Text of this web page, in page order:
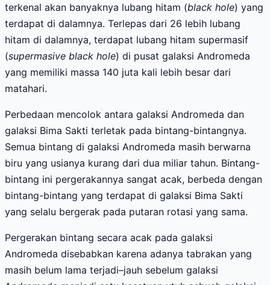
terkenal akan banyaknya lubang hitam (black hole) yang
terdapat di dalamnya. Terlepas dari 26 lebih lubang
hitam di dalamnya, terdapat lubang hitam supermasif
(supermasive black hole) di pusat galaksi Andromeda
yang memiliki massa 140 juta kali lebih besar dari
matahari.
Perbedaan mencolok antara galaksi Andromeda dan
galaksi Bima Sakti terletak pada bintang-bintangnya.
Semua bintang di galaksi Andromeda masih berwarna
biru yang usianya kurang dari dua miliar tahun. Bintang-
bintang ini pergerakannya sangat acak, berbeda dengan
bintang-bintang yang terdapat di galaksi Bima Sakti
yang selalu bergerak pada putaran rotasi yang sama.
Pergerakan bintang secara acak pada galaksi
Andromeda disebabkan karena adanya tabrakan yang
masih belum lama terjadi–jauh sebelum galaksi